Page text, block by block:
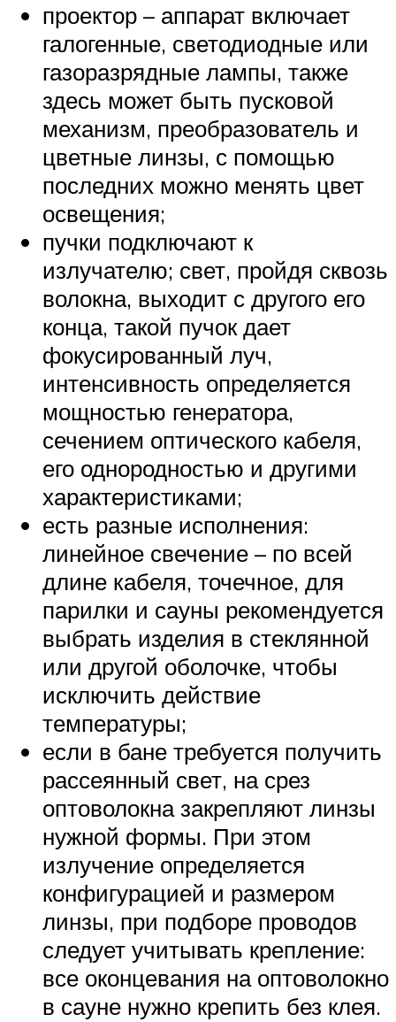
проектор – аппарат включает
галогенные, светодиодные или
газоразрядные лампы, также
здесь может быть пусковой
механизм, преобразователь и
цветные линзы, с помощью
последних можно менять цвет
освещения;
пучки подключают к
излучателю; свет, пройдя сквозь
волокна, выходит с другого его
конца, такой пучок дает
фокусированный луч,
интенсивность определяется
мощностью генератора,
сечением оптического кабеля,
его однородностью и другими
характеристиками;
есть разные исполнения:
линейное свечение – по всей
длине кабеля, точечное, для
парилки и сауны рекомендуется
выбрать изделия в стеклянной
или другой оболочке, чтобы
исключить действие
температуры;
если в бане требуется получить
рассеянный свет, на срез
оптоволокна закрепляют линзы
нужной формы. При этом
излучение определяется
конфигурацией и размером
линзы, при подборе проводов
следует учитывать крепление:
все оконцевания на оптоволокно
в сауне нужно крепить без клея.